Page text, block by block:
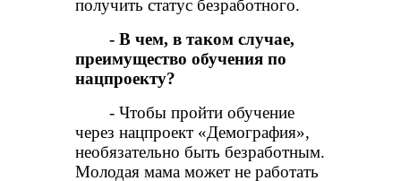
получить статус безработного.
- В чем, в таком случае,
преимущество обучения по
нацпроекту?
- Чтобы пройти обучение
через нацпроект «Демография»,
необязательно быть безработным.
Молодая мама может не работать